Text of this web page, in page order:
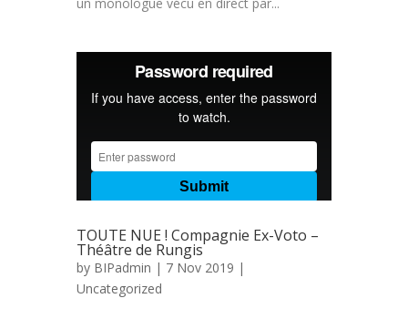
TOUTE NUE ! Compagnie Ex-Voto –
Théâtre de Rungis
by BIPadmin | 7 Nov 2019 |
Uncategorized